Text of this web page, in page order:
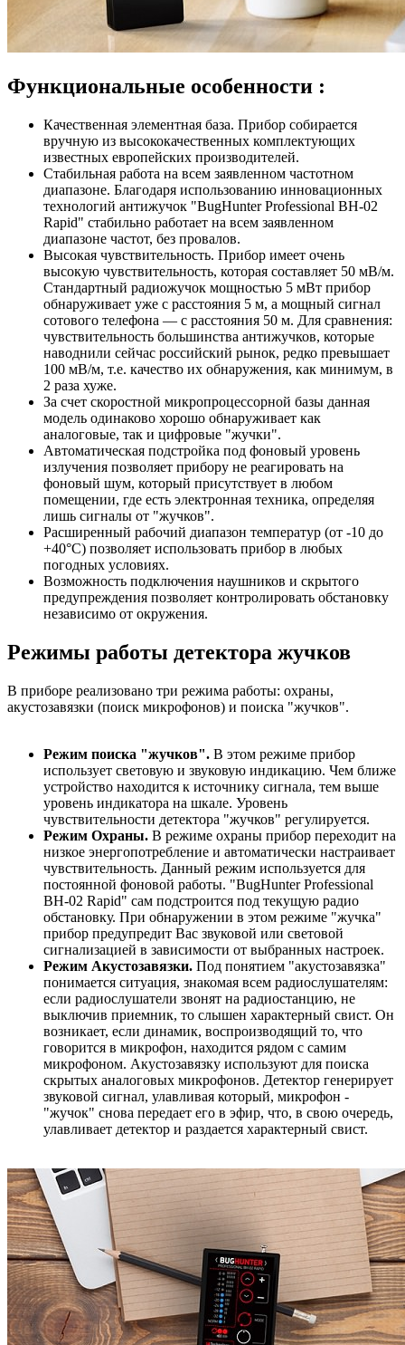
Функциональные особенности :
Качественная элементная база. Прибор собирается
вручную из высококачественных комплектующих
известных европейских производителей.
Стабильная работа на всем заявленном частотном
диапазоне. Благодаря использованию инновационных
технологий антижучок "BugHunter Professional BH-02
Rapid" стабильно работает на всем заявленном
диапазоне частот, без провалов.
Высокая чувствительность. Прибор имеет очень
высокую чувствительность, которая составляет 50 мВ/м.
Стандартный радиожучок мощностью 5 мВт прибор
обнаруживает уже с расстояния 5 м, а мощный сигнал
сотового телефона — с расстояния 50 м. Для сравнения:
чувствительность большинства антижучков, которые
наводнили сейчас российский рынок, редко превышает
100 мВ/м, т.е. качество их обнаружения, как минимум, в
2 раза хуже.
За счет скоростной микропроцессорной базы данная
модель одинаково хорошо обнаруживает как
аналоговые, так и цифровые "жучки".
Автоматическая подстройка под фоновый уровень
излучения позволяет прибору не реагировать на
фоновый шум, который присутствует в любом
помещении, где есть электронная техника, определяя
лишь сигналы от "жучков".
Расширенный рабочий диапазон температур (от -10 до
+40°С) позволяет использовать прибор в любых
погодных условиях.
Возможность подключения наушников и скрытого
предупреждения позволяет контролировать обстановку
независимо от окружения.
Режимы работы детектора жучков
В приборе реализовано три режима работы: охраны,
акустозавязки (поиск микрофонов) и поиска "жучков".
Режим поиска "жучков". В этом режиме прибор
использует световую и звуковую индикацию. Чем ближе
устройство находится к источнику сигнала, тем выше
уровень индикатора на шкале. Уровень
чувствительности детектора "жучков" регулируется.
Режим Охраны. В режиме охраны прибор переходит на
низкое энергопотребление и автоматически настраивает
чувствительность. Данный режим используется для
постоянной фоновой работы. "BugHunter Professional
BH-02 Rapid" сам подстроится под текущую радио
обстановку. При обнаружении в этом режиме "жучка"
прибор предупредит Вас звуковой или световой
сигнализацией в зависимости от выбранных настроек.
Режим Акустозавязки. Под понятием "акустозавязка"
понимается ситуация, знакомая всем радиослушателям:
если радиослушатели звонят на радиостанцию, не
выключив приемник, то слышен характерный свист. Он
возникает, если динамик, воспроизводящий то, что
говорится в микрофон, находится рядом с самим
микрофоном. Акустозавязку используют для поиска
скрытых аналоговых микрофонов. Детектор генерирует
звуковой сигнал, улавливая который, микрофон -
"жучок" снова передает его в эфир, что, в свою очередь,
улавливает детектор и раздается характерный свист.